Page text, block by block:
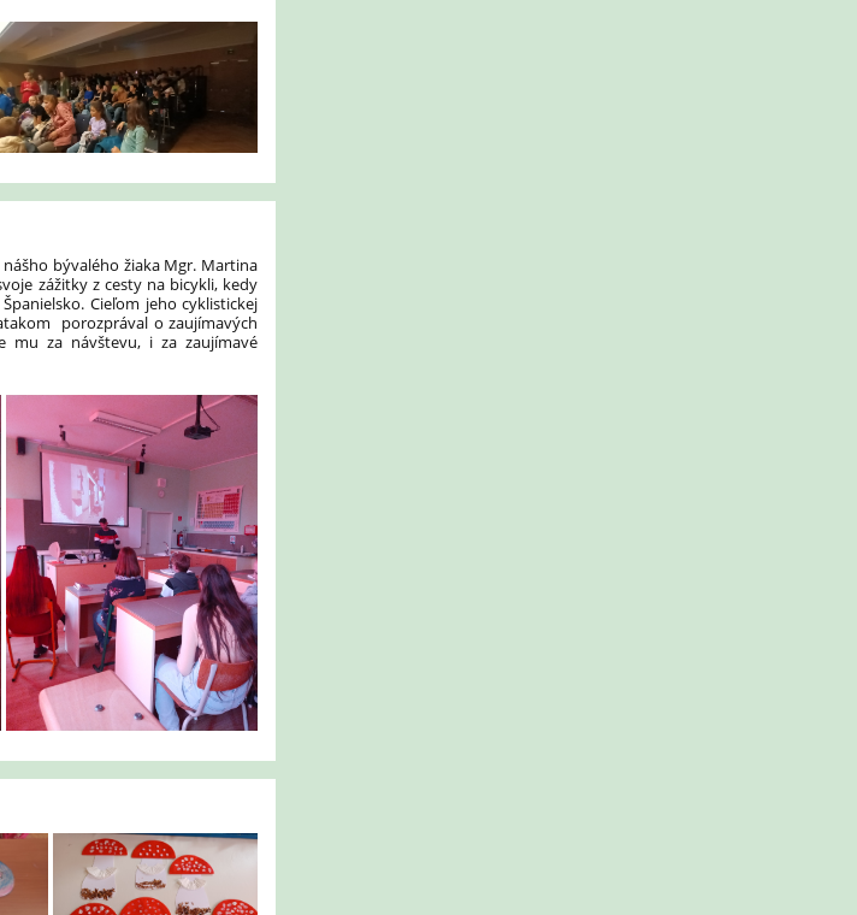
bývalého žiaka Mgr. Martina
zážitky z cesty na bicykli, kedy
Cieľom jeho cyklistickej
porozprával o zaujímavých
mu za návštevu, i za zaujímavé